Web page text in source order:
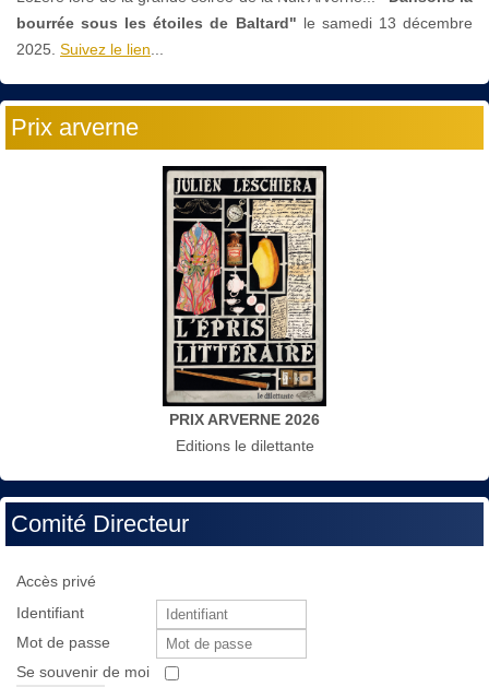
bourrée sous les étoiles de Baltard" le samedi 13 décembre
2025. Suivez le lien...
Prix arverne
PRIX ARVERNE 2026
Editions le dilettante
Comité Directeur
Accès privé
Identifiant
Mot de passe
Se souvenir de moi